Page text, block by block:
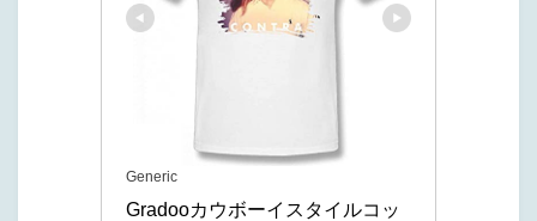
Generic
Gradooカウボーイスタイルコッ